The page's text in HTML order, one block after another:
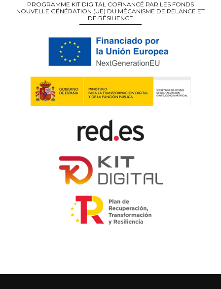
PROGRAMME KIT DIGITAL COFINANCÉ PAR LES FONDS
NOUVELLE GÉNÉRATION (UE) DU MÉCANISME DE RELANCE ET
DE RÉSILIENCE